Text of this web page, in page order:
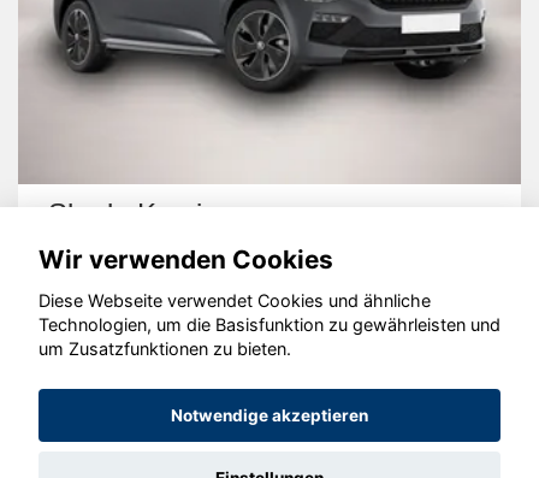
Skoda Kamiq
© konjunkturmotor.de GmbH 2020 - 2026
Wir verwenden Cookies
Diese Webseite verwendet Cookies und ähnliche
Technologien, um die Basisfunktion zu gewährleisten und
um Zusatzfunktionen zu bieten.
Notwendige akzeptieren